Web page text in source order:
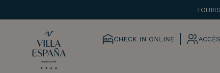
CHECK IN ONLINE